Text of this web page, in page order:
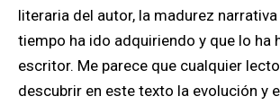
literaria del autor, la madurez
tiempo ha ido adquiriendo y que lo ha
escritor. Me parece que cualquier
descubrir en este texto la evolución y